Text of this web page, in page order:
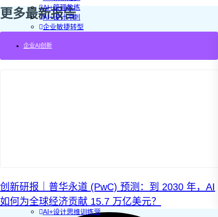
AI+管理教练
AI+设计冲刺
企业敏捷转型
AI+品牌增长工作坊
AI+销售增长工作坊
AI+增长黑客训练营
AI+设计思维训练营
更多最新报告
企业AI创新
创新研报｜普华永道 (PwC) 预测：到 2030 年，AI
如何为全球经济贡献 15.7 万亿美元？